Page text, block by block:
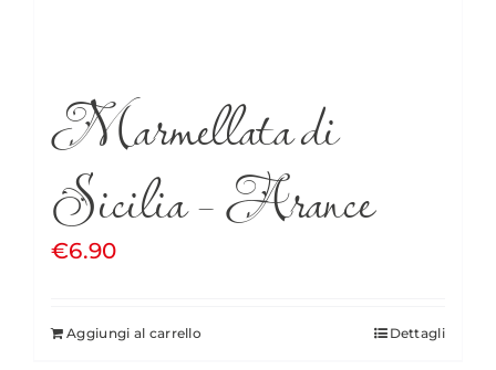
Marmellata di
Sicilia – Arance
€6.90
Aggiungi al carrello Dettagli